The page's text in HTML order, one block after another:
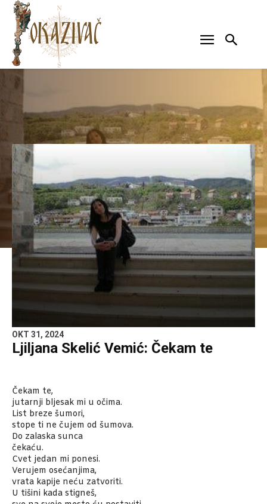
OKT 31, 2024
Ljiljana Skelić Vemić: Čekam te
Čekam te,
jutarnji bljesak mi u očima.
List breze šumori,
stope ti ne čujem od šumova.
Do zalaska sunca
čekaću.
Cvet jedan mi ponesi.
Verujem osećanjima,
vrata kapije neću zatvoriti.
U tišini kada stigneš,